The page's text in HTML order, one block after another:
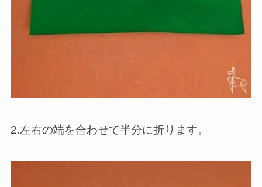
2.左右の端を合わせて半分に折ります。